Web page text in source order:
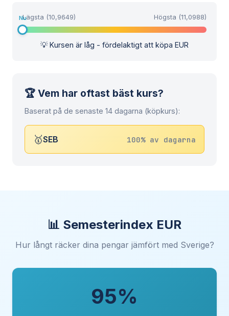
Lägsta (10,9649) Högsta (11,0988)
Nu
💡 Kursen är låg - fördelaktigt att köpa EUR
🏆 Vem har oftast bäst kurs?
Baserat på de senaste 14 dagarna (köpkurs):
🥇SEB 100% av dagarna
📊 Semesterindex EUR
Hur långt räcker dina pengar jämfört med Sverige?
95%